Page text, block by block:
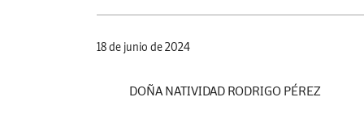
18 de junio de 2024
DOÑA NATIVIDAD RODRIGO PÉREZ